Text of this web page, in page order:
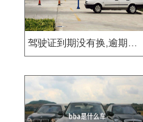
驾驶证到期没有换,逾期怎么办??